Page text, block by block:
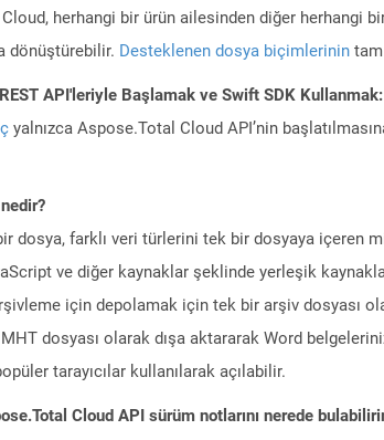
herhangi bir ürün ailesinden diğer herhangi
dönüştürebilir. Desteklenen dosya biçimlerinin
API'leriyle Başlamak ve Swift SDK
yalnızca Aspose.Total Cloud API’nin
dosya, farklı veri türlerini tek bir dosyaya
ve diğer kaynaklar şeklinde yerleşik
için depolamak için tek bir arşiv dosyası
MHT dosyası olarak dışa aktararak Word
tarayıcılar kullanılarak açılabilir.
Cloud API sürüm notlarını nerede